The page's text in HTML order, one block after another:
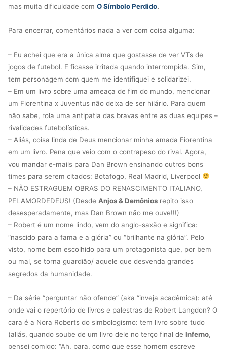
mas muita dificuldade com O Símbolo Perdido.
Para encerrar, comentários nada a ver com coisa alguma:
– Eu achei que era a única alma que gostasse de ver VTs de
jogos de futebol. E ficasse irritada quando interrompida. Sim,
tem personagem com quem me identifiquei e solidarizei.
– Em um livro sobre uma ameaça de fim do mundo, mencionar
um Fiorentina x Juventus não deixa de ser hilário. Para quem
não sabe, rola uma antipatia das bravas entre as duas equipes –
rivalidades futebolísticas.
– Aliás, coisa linda de Deus mencionar minha amada Fiorentina
em um livro. Pena que veio com o contrapeso do rival. Agora,
vou mandar e-mails para Dan Brown ensinando outros bons
times para serem citados: Botafogo, Real Madrid, Liverpool
– NÃO ESTRAGUEM OBRAS DO RENASCIMENTO ITALIANO,
PELAMORDEDEUS! (Desde Anjos & Demônios repito isso
desesperadamente, mas Dan Brown não me ouve!!!)
– Robert é um nome lindo, vem do anglo-saxão e significa:
“nascido para a fama e a glória” ou “brilhante na glória”. Pelo
visto, nome bem escolhido para um protagonista que, por bem
ou mal, se torna guardião/ aquele que desvenda grandes
segredos da humanidade.
– Da série “perguntar não ofende” (aka “inveja acadêmica): até
onde vai o repertório de livros e palestras de Robert Langdon? O
cara é a Nora Roberts do simbologismo: tem livro sobre tudo
(aliás, quando soube de um livro dele no terço final de Inferno,
pensei comigo: “Ah, para, como que esse homem escreve